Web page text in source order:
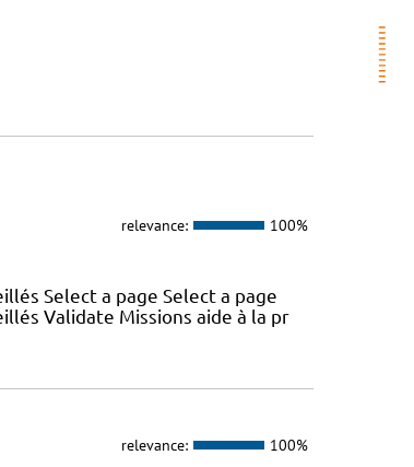
relevance: 100%
Select a page Select a page
Validate Missions aide à la pr
relevance: 100%